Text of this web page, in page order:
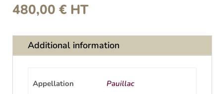
480,00 € HT
Additional information
Appellation Pauillac